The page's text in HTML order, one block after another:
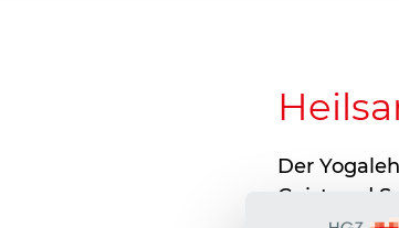
Der
Geist und